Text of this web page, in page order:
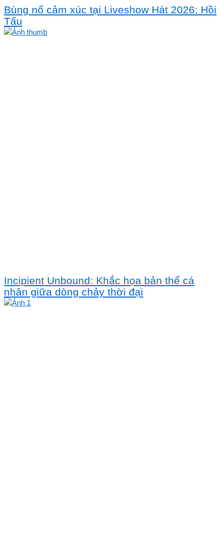
Bùng nổ cảm xúc tại Liveshow Hát 2026: Hồi
Tấu
Incipient Unbound: Khắc họa bản thể cá
nhân giữa dòng chảy thời đại